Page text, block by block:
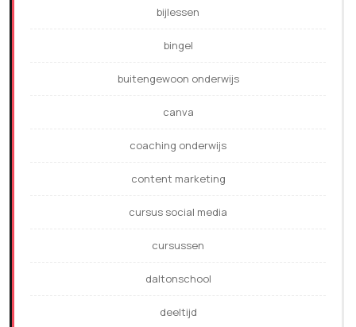
bijlessen
bingel
buitengewoon onderwijs
canva
coaching onderwijs
content marketing
cursus social media
cursussen
daltonschool
deeltijd